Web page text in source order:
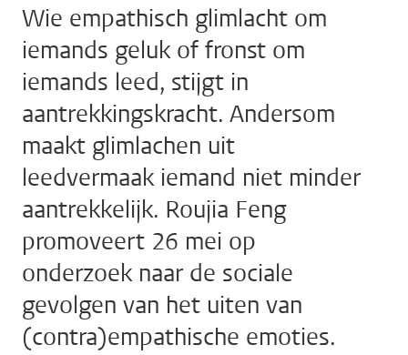
Wie empathisch glimlacht om
iemands geluk of fronst om
iemands leed, stijgt in
aantrekkingskracht. Andersom
maakt glimlachen uit
leedvermaak iemand niet minder
aantrekkelijk. Roujia Feng
promoveert 26 mei op
onderzoek naar de sociale
gevolgen van het uiten van
(contra)empathische emoties.